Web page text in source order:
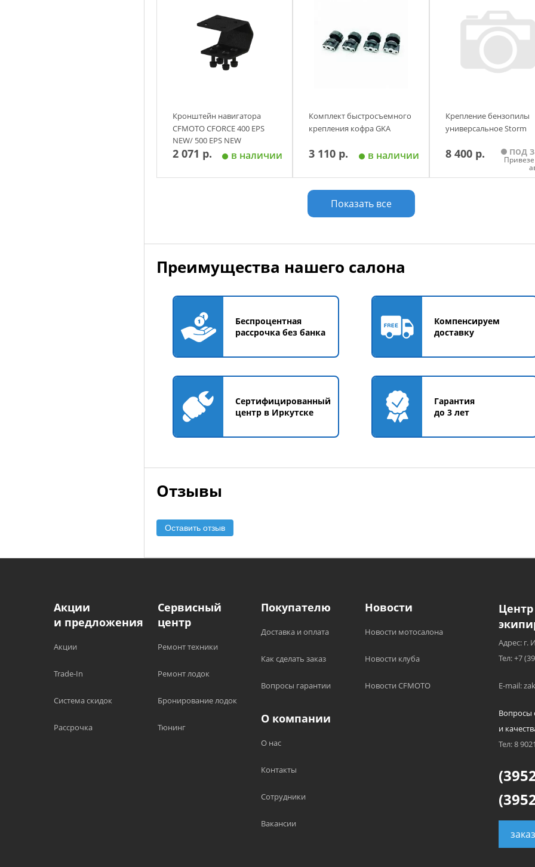
Кронштейн навигатора
CFMOTO CFORCE 400 EPS
NEW/ 500 EPS NEW
2 071 р. в наличии
Комплект быстросъемного
крепления кофра GKA
3 110 р. в наличии
Добавить в корзину
Крепление бензопилы
универсальное Storm
8 400 р. под
Показать все
Преимущества нашего салона
Беспроцентная
рассрочка без банка
Компенсируем
доставку
Сертифицированный
центр в Иркутске
Гарантия
до 3 лет
Отзывы
Оставить отзыв
Акции
и предложения
Акции
Trade-In
Система скидок
Рассрочка
Сервисный
центр
Ремонт техники
Ремонт лодок
Бронирование лодок
Тюнинг
Покупателю
Доставка и оплата
Как сделать заказ
Вопросы гарантии
Новости
Новости мотосалона
Новости клуба
Новости CFMOTO
О компании
О нас
Контакты
Сотрудники
Вакансии
Адрес: г.
Тел: +7
E-mail:
Вопросы
и
Тел: 8